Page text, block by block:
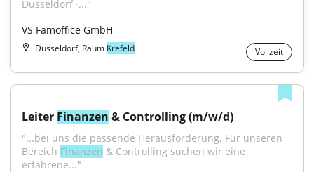
Düsseldorf ·..."
VS Famoffice GmbH
Düsseldorf, Raum Krefeld Vollzeit
Leiter Finanzen & Controlling (m/w/d)
"...bei uns die passende Herausforderung. Für unseren
Bereich Finanzen & Controlling suchen wir eine
erfahrene..."